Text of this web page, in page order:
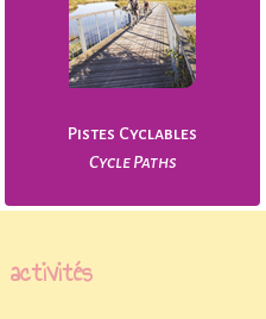
Pistes Cyclables
Cycle Paths
activités